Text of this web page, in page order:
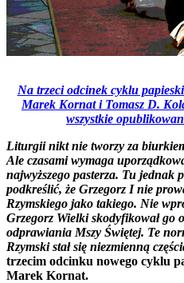
Na trzeci odcinek cyklu
Marek Kornat i Tomasz D.
wszystkie
Liturgii nikt nie tworzy za
Ale czasami wymaga
najwyższego pasterza. Tu jednak
podkreślić, że Grzegorz I nie
Rzymskiego jako takiego. Nie
Grzegorz Wielki skodyfikował go
odprawiania Mszy Świętej. Te
Rzymski stał się niezmienną
trzecim odcinku nowego cyklu
Marek Kornat.